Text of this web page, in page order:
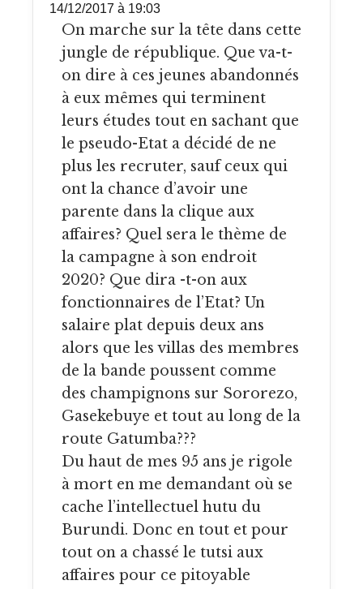
14/12/2017 à 19:03
On marche sur la tête dans cette
jungle de république. Que va-t-
on dire à ces jeunes abandonnés
à eux mêmes qui terminent
leurs études tout en sachant que
le pseudo-Etat a décidé de ne
plus les recruter, sauf ceux qui
ont la chance d’avoir une
parente dans la clique aux
affaires? Quel sera le thème de
la campagne à son endroit
2020? Que dira -t-on aux
fonctionnaires de l’Etat? Un
salaire plat depuis deux ans
alors que les villas des membres
de la bande poussent comme
des champignons sur Sororezo,
Gasekebuye et tout au long de la
route Gatumba???
Du haut de mes 95 ans je rigole
à mort en me demandant où se
cache l’intellectuel hutu du
Burundi. Donc en tout et pour
tout on a chassé le tutsi aux
affaires pour ce pitoyable